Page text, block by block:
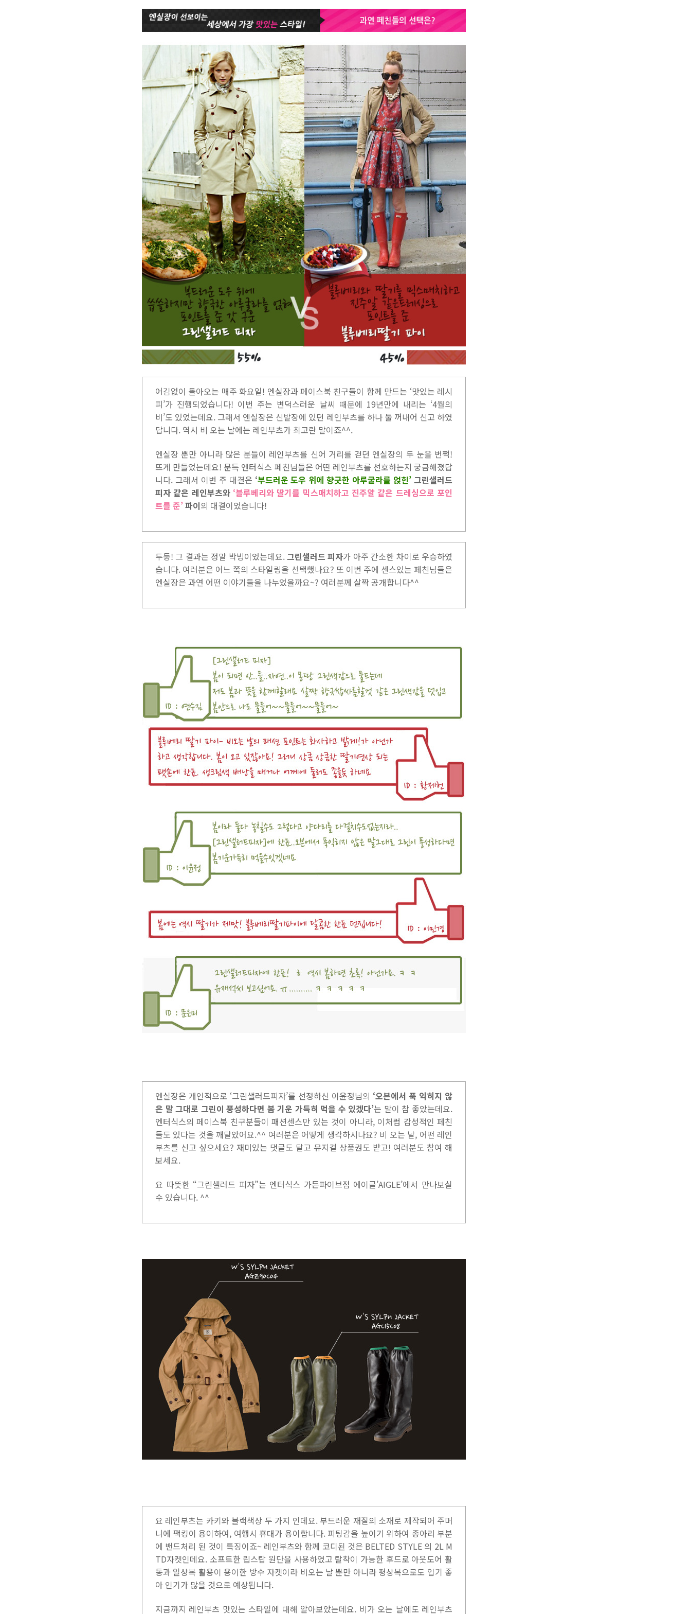
어김없이 돌아오는 매주 화요일! 엔실장과 페이스북 친구들이 함께 만드는 ‘맛있는 레시
피’가 진행되었습니다! 이번 주는 변덕스러운 날씨 때문에 19년만에 내리는 ‘4월의
비’도 있었는데요. 그래서 엔실장은 신발장에 있던 레인부츠를 하나 둘 꺼내어 신고 하였
답니다. 역시 비 오는 날에는 레인부츠가 최고란 말이죠^^.
엔실장 뿐만 아니라 많은 분들이 레인부츠를 신어 거리를 걷던 엔실장의 두 눈을 번쩍!
뜨게 만들었는데요! 문득 엔터식스 페친님들은 어떤 레인부츠를 선호하는지 궁금해졌답
니다. 그래서 이번 주 대결은 ‘부드러운 도우 위에 향긋한 아루굴라를 얹힌’ 그린샐러드
피자 같은 레인부츠와 ‘블루베리와 딸기를 믹스매치하고 진주알 같은 드레싱으로 포인
트를 준’ 파이의 대결이었습니다!
두둥! 그 결과는 정말 박빙이었는데요.그린샐러드 피자가 아주 간소한 차이로 우승하였
습니다. 여러분은 어느 쪽의 스타일링을 선택했나요? 또 이번 주에 센스있는 페친님들은
엔실장은 과연 어떤 이야기들을 나누었을까요~? 여러분께 살짝 공개합니다^^
엔실장은 개인적으로 ‘그린샐러드피자’를 선정하신 이윤정님의 ‘오븐에서 푹 익히지 않
은 말 그대로 그린이 풍성하다면 봄 기운 가득히 먹을 수 있겠다’는 말이 참 좋았는데요.
엔터식스의 페이스북 친구분들이 패션센스만 있는 것이 아니라, 이처럼 감성적인 페친
들도 있다는 것을 깨달았어요.^^ 여러분은 어떻게 생각하시나요? 비 오는 날, 어떤 레인
부츠를 신고 싶으세요? 재미있는 댓글도 달고 뮤지컬 상품권도 받고! 여러분도 참여 해
보세요.
요 따뜻한 “그린샐러드 피자”는 엔터식스 가든파이브점 에이글’AIGLE’에서 만나보실
수 있습니다. ^^
요 레인부츠는 카키와 블랙색상 두 가지 인데요. 부드러운 재질의 소재로 제작되어 주머
니에 팩킹이 용이하여, 여행시 휴대가 용이합니다. 피팅감을 높이기 위하여 종아리 부분
에 밴드처리 된 것이 특징이죠~ 레인부츠와 함께 코디된 것은 BELTED STYLE 의 2L M
TD자켓인데요. 소프트한 립스탑 원단을 사용하였고 탈착이 가능한 후드로 아웃도어 활
동과 일상복 활용이 용이한 방수 자켓이라 비오는 날 뿐만 아니라 평상복으로도 입기 좋
아 인기가 많을 것으로 예상됩니다.
지금까지 레인부츠 맛있는 스타일에 대해 알아보았는데요. 비가 오는 날에도 레인부츠